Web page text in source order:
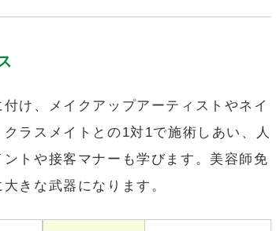
け、メイクアップアーティストやネイ
ラスメイトとの1対1で施術しあい、人
トや接客マナーも学びます。美容師免
きな武器になります。